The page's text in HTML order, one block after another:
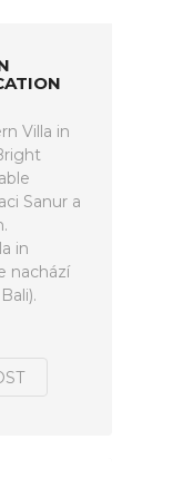
Villa in
Sanur a
in
nachází